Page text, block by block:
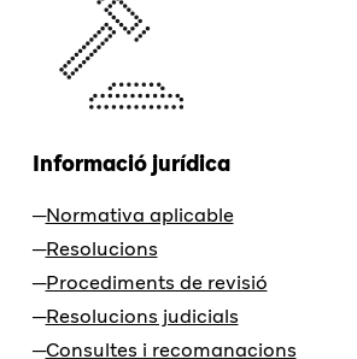
Informació jurídica
Normativa aplicable
Resolucions
Procediments de revisió
Resolucions judicials
Consultes i recomanacions